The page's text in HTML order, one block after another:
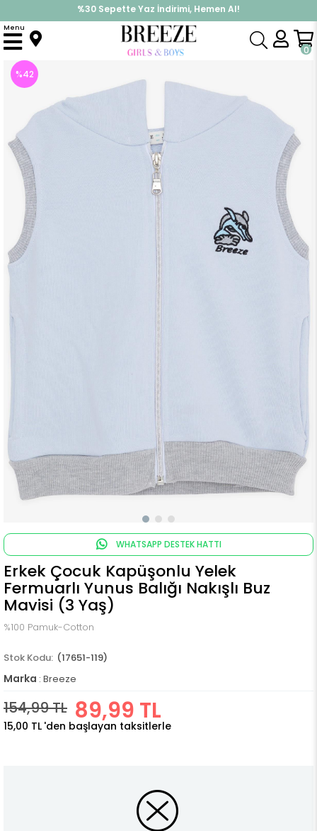
%30 Sepette Yaz İndirimi, Hemen Al!
İndirimlere ek %10 İndirimi Kap, Hemen Üye Ol!
0
Menu
Anasayfa Üst Giyim Yelek
%42
WHATSAPP DESTEK HATTI
Erkek Çocuk Kapüşonlu Yelek
Fermuarlı Yunus Balığı Nakışlı Buz
Mavisi (3 Yaş)
%100 Pamuk-Cotton
(17651-119)
Marka : Breeze
154,99 TL 89,99 TL
15,00 TL 'den başlayan taksitlerle